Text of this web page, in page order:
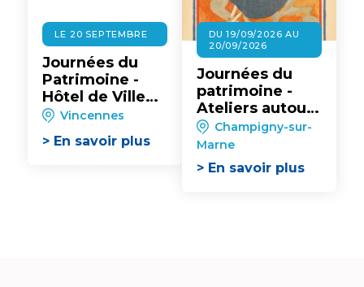
LE 20 SEPTEMBRE
Journées du
Patrimoine -
Hôtel de Ville
de Vincennes :
Visites contées
en famille
Vincennes
> En savoir plus
DU 19/09/2026 AU
20/09/2026
Journées du
patrimoine -
Ateliers autour
de l'exposition
« Sur les traces
de la Grande
Guerre »
Champigny-sur-
Marne
> En savoir plus